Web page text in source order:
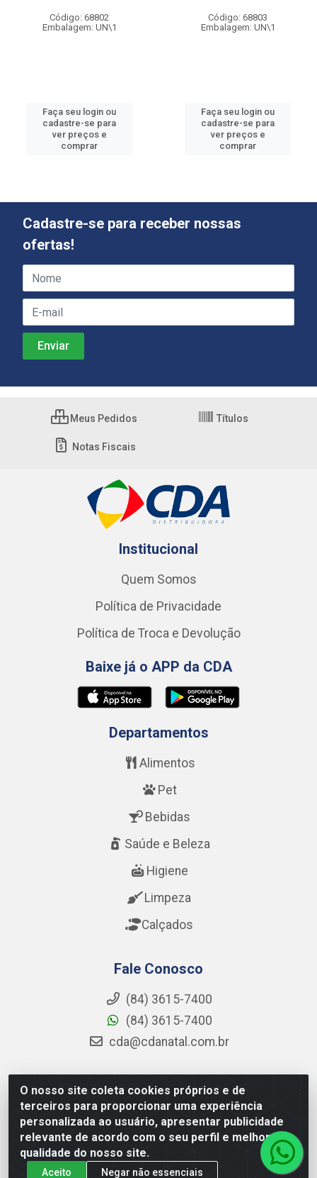
Código: 68802
Embalagem: UN\1
Faça seu login ou
cadastre-se para
ver preços e
comprar
Código: 68803
Embalagem: UN\1
Faça seu login ou
cadastre-se para
ver preços e
comprar
O nosso site coleta cookies próprios e de
terceiros para proporcionar uma experiência
personalizada ao usuário, apresentar publicidade
relevante de acordo com o seu perfil e melhorar a
qualidade do nosso site.
Aceito Negar não essenciais
Cadastre-se para receber nossas
ofertas!
Meus Pedidos Títulos
Notas Fiscais
Institucional
Quem Somos
Política de Privacidade
Política de Troca e Devolução
Baixe já o APP da CDA
Departamentos
Alimentos
Pet
Bebidas
Saúde e Beleza
Higiene
Limpeza
Calçados
Fale Conosco
(84) 3615-7400
(84) 3615-7400
cda@cdanatal.com.br
CDA Distribuidora - Avenida Abel Cabral, 1090 - Nova
Parnamirim, Parnamirim/RN - CEP 59.151-250 - CNPJ
02.275.901/0001-11